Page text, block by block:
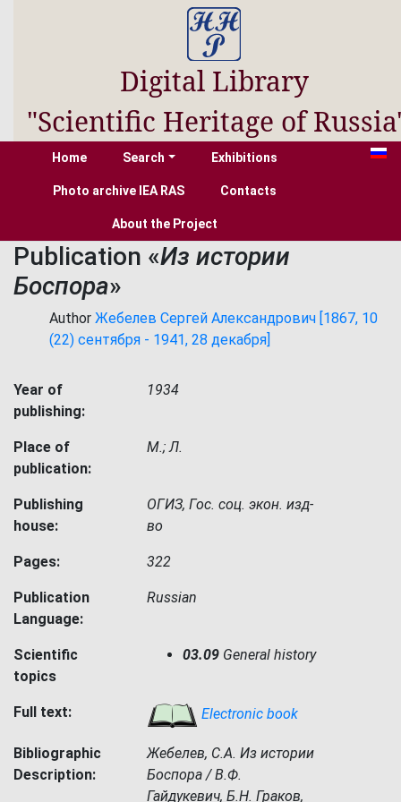
Digital Library
"Scientific Heritage of
Home Search Exhibitions
Photo archive IEA RAS Contacts
About the Project
Publication «Из истории
Боспора»
Author Жебелев Сергей Александрович [1867, 10
(22) сентября - 1941, 28 декабря]
Year of
publishing:
1934
Place of
publication:
М.; Л.
Publishing
house:
ОГИЗ, Гос. соц. экон. изд-
во
Pages: 322
Publication
Language:
Russian
Scientific
topics
03.09 General history
Full text: Electronic book
Bibliographic
Description:
Жебелев, С.А. Из истории
Боспора / В.Ф.
Гайдукевич, Б.Н. Граков,